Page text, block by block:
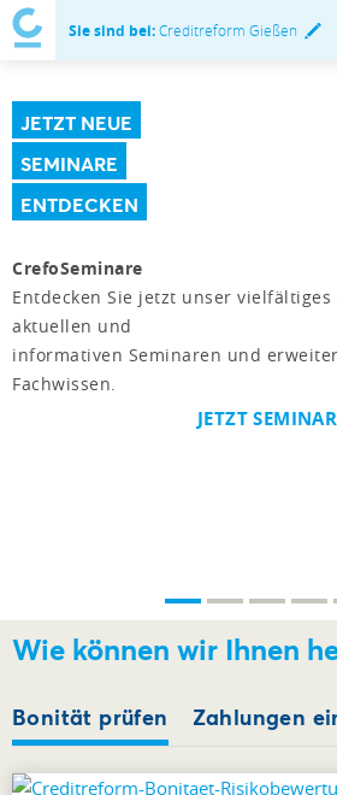
Sie sind bei:Creditreform Gießen
JETZT NEUE
SEMINARE
ENTDECKEN
CrefoSeminare
Entdecken Sie jetzt unser vielfältiges
aktuellen und
informativen Seminaren und
Fachwissen.
JETZT
Wie können wir Ihnen
Bonität prüfen Zahlungen